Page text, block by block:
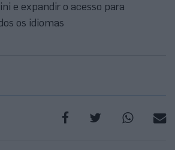
e expandir o acesso para
os idiomas